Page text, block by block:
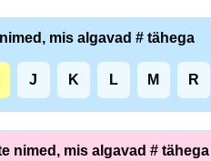
mis algavad # tähega
J K L M R
nimed, mis algavad # tähega